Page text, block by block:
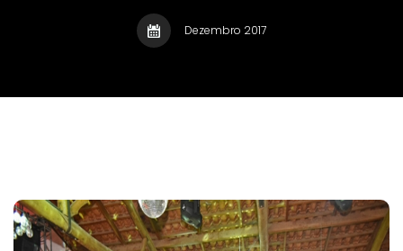
Dezembro 2017